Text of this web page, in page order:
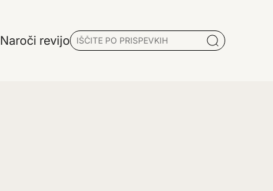
Naroči revijo